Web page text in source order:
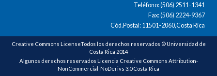
Teléfono: (506) 2511-1341
Fax: (506) 2224-9367
Cód.Postal: 11501-2060,Costa Rica
Creative Commons LicenseTodos los derechos reservados © Universidad de
Costa Rica 2014
Algunos derechos reservados Licencia Creative Commons Attribution-
NonCommercial-NoDerivs 3.0 Costa Rica